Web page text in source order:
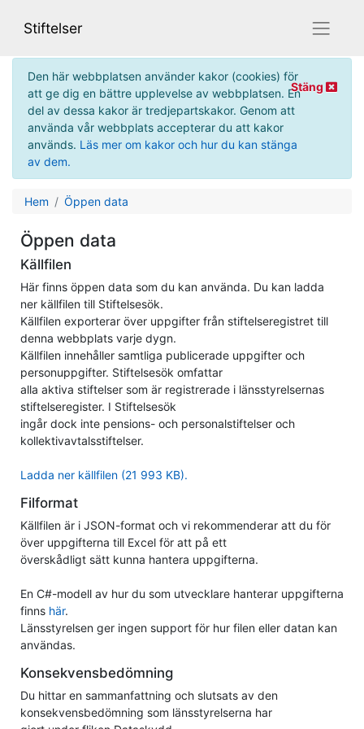
Stiftelser Meny
Den här webbplatsen använder kakor (cookies) för
att ge dig en bättre upplevelse av webbplatsen. En
del av dessa kakor är tredjepartskakor. Genom att
använda vår webbplats accepterar du att kakor
används. Läs mer om kakor och hur du kan stänga
av dem.
Stäng
Hem Öppen data
Öppen data
Källfilen
Här finns öppen data som du kan använda. Du kan ladda
ner källfilen till Stiftelsesök.
Källfilen exporterar över uppgifter från stiftelseregistret till
denna webbplats varje dygn.
Källfilen innehåller samtliga publicerade uppgifter och
personuppgifter. Stiftelsesök omfattar
alla aktiva stiftelser som är registrerade i länsstyrelsernas
stiftelseregister. I Stiftelsesök
ingår dock inte pensions- och personalstiftelser och
kollektivavtalsstiftelser.
Ladda ner källfilen (21 993 KB).
Filformat
Källfilen är i JSON-format och vi rekommenderar att du för
över uppgifterna till Excel för att på ett
överskådligt sätt kunna hantera uppgifterna.
En C#-modell av hur du som utvecklare hanterar uppgifterna
finns här.
Länsstyrelsen ger ingen support för hur filen eller datan kan
användas.
Konsekvensbedömning
Du hittar en sammanfattning och slutsats av den
konsekvensbedömning som länsstyrelserna har